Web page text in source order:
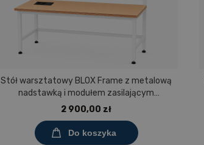
Stół warsztatowy BLOX Frame z metalową
nadstawką i modułem zasilającym
Prostokąt 1200x600 mm, rozmiar 4-6, blat
2 900,00 zł
Do koszyka